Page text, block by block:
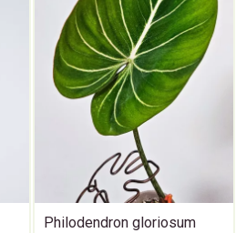
Philodendron gloriosum